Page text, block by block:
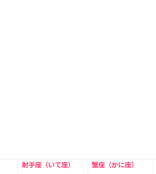
射手座（いて座） 蟹座（かに座）